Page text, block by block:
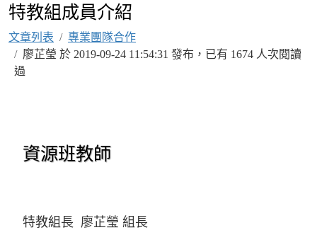
特教組成員介紹
文章列表
專業團隊合作
廖芷瑩 於 2019-09-24 11:54:31 發布，已有 1674 人次閱讀
過
資源班教師
特教組長 廖芷瑩 組長